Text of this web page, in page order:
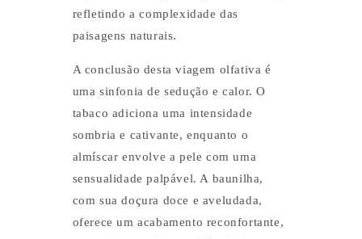
refletindo a complexidade das
paisagens naturais.
A conclusão desta viagem olfativa é
uma sinfonia de sedução e calor. O
tabaco adiciona uma intensidade
sombria e cativante, enquanto o
almíscar envolve a pele com uma
sensualidade palpável. A baunilha,
com sua doçura doce e aveludada,
oferece um acabamento reconfortante,